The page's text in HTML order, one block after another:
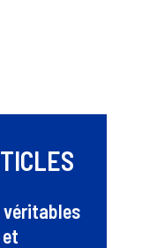
véritables